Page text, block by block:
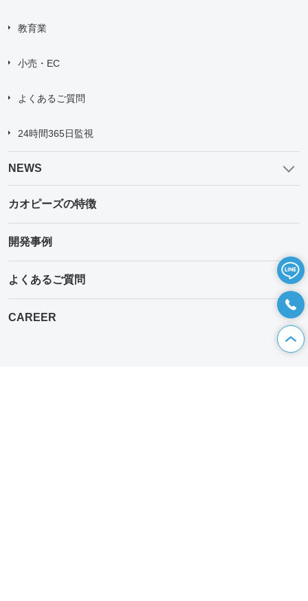
教育業
小売・EC
よくあるご質問
24時間365日監視
NEWS
カオピーズの特徴
開発事例
よくあるご質問
CAREER